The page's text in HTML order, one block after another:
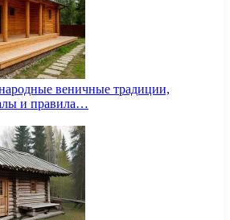
веничные традиции,
и правила…